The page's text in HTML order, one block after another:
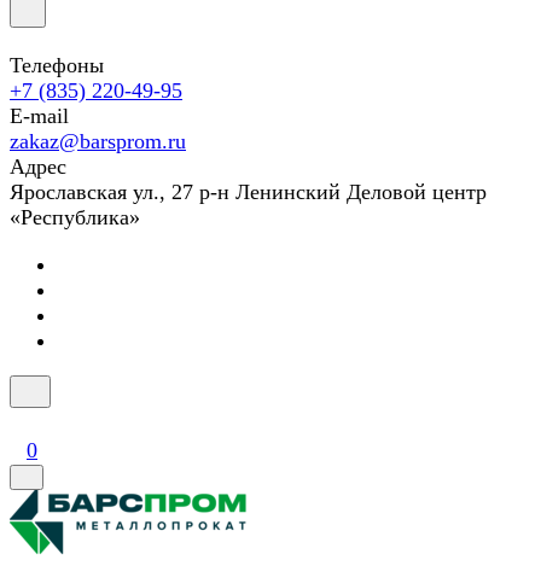
Телефоны
+7 (835) 220-49-95
E-mail
zakaz@barsprom.ru
Адрес
Ярославская ул., 27 р-н Ленинский Деловой центр
«Республика»
0